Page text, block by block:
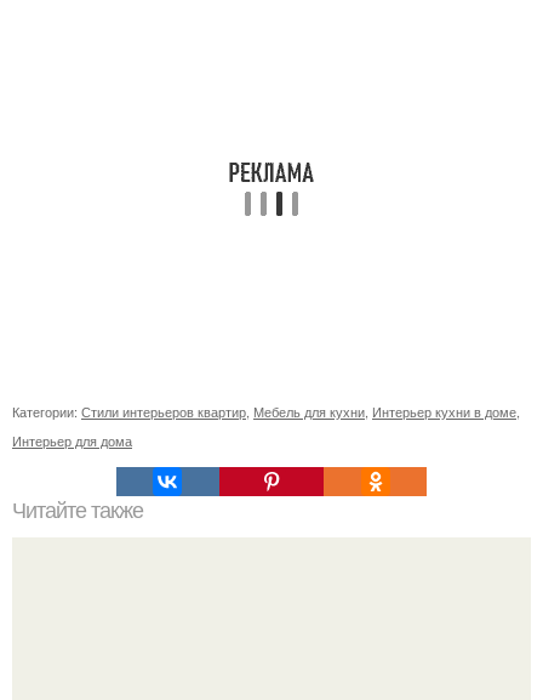
Категории: Стили интерьеров квартир Мебель для кухни Интерьер кухни в доме
Интерьер для дома
Читайте также